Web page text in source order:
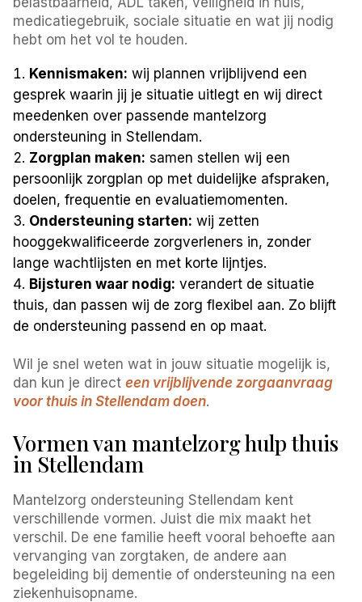
medicatiegebruik, sociale situatie en wat jij nodig
hebt om het vol te houden.
Kennismaken: wij plannen vrijblijvend een
gesprek waarin jij je situatie uitlegt en wij direct
meedenken over passende mantelzorg
ondersteuning in Stellendam.
Zorgplan maken: samen stellen wij een
persoonlijk zorgplan op met duidelijke afspraken,
doelen, frequentie en evaluatiemomenten.
Ondersteuning starten: wij zetten
hooggekwalificeerde zorgverleners in, zonder
lange wachtlijsten en met korte lijntjes.
Bijsturen waar nodig: verandert de situatie
thuis, dan passen wij de zorg flexibel aan. Zo blijft
de ondersteuning passend en op maat.
Wil je snel weten wat in jouw situatie mogelijk is,
dan kun je directeen vrijblijvende zorgaanvraag
voor thuis in Stellendam doen.
Vormen van mantelzorg hulp thuis
in Stellendam
Mantelzorg ondersteuning Stellendam kent
verschillende vormen. Juist die mix maakt het
verschil. De ene familie heeft vooral behoefte aan
vervanging van zorgtaken, de andere aan
begeleiding bij dementie of ondersteuning na een
ziekenhuisopname.